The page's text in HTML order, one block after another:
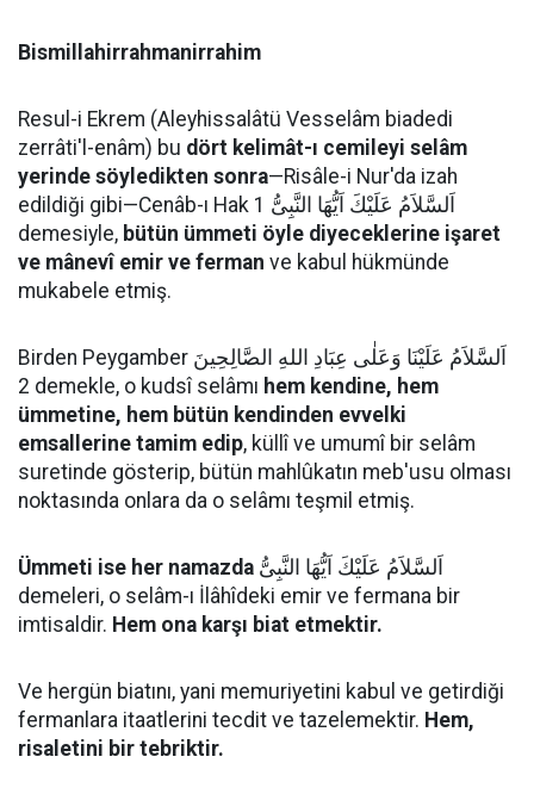
Bismillahirrahmanirrahim
Resul-i Ekrem (Aleyhissalâtü Vesselâm biadedi
zerrâti'l-enâm) bu dört kelimât-ı cemileyi selâm
yerinde söyledikten sonra—Risâle-i Nur'da izah
edildiği gibi—Cenâb-ı Hak اَلسَّلاَمُ عَلَيْكَ اَيُّهَا النَّبِىُّ 1
demesiyle, bütün ümmeti öyle diyeceklerine işaret
ve mânevî emir ve ferman ve kabul hükmünde
mukabele etmiş.
Birden Peygamber اَلسَّلاَمُ عَلَيْنَا وَعَلٰى عِبَادِ اللهِ الصَّالِحِينَ
2 demekle, o kudsî selâmı hem kendine, hem
ümmetine, hem bütün kendinden evvelki
emsallerine tamim edip, küllî ve umumî bir selâm
suretinde gösterip, bütün mahlûkatın meb'usu olması
noktasında onlara da o selâmı teşmil etmiş.
Ümmeti ise her namazda
demeleri, o selâm-ı İlâhîdeki emir ve fermana bir
imtisaldir. Hem ona karşı biat etmektir.
Ve hergün biatını, yani memuriyetini kabul ve getirdiği
fermanlara itaatlerini tecdit ve tazelemektir. Hem,
risaletini bir tebriktir.